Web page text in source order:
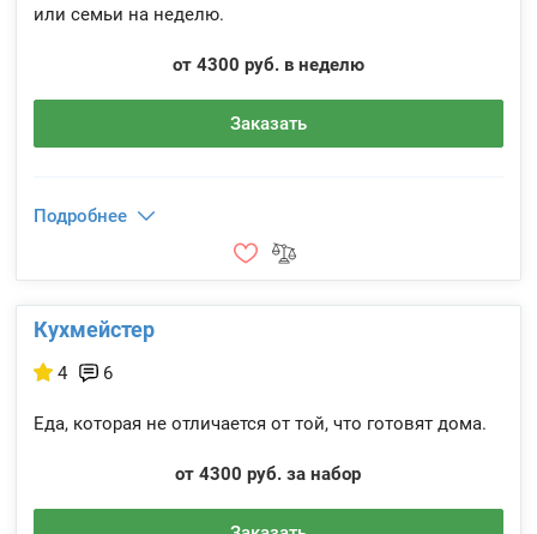
или семьи на неделю.
от 4300 руб. в неделю
Заказать
Подробнее
Кухмейстер
4 6
Еда, которая не отличается от той, что готовят дома.
от 4300 руб. за набор